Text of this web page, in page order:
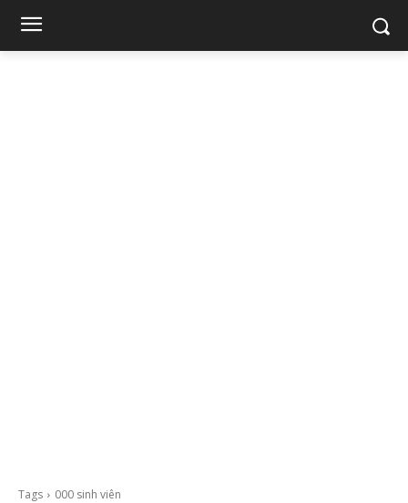
Tags 000 sinh viên